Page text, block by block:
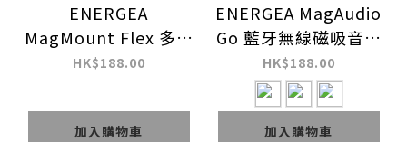
ENERGEA
MagMount Flex 多功
能360° 四軸調節式可
HK$188.00
加入購物車
ENERGEA MagAudio
Go 藍牙無線磁吸音箱
（附掛繩、收納袋和自
黏式 Magsafe 磁吸
環）
HK$188.00
加入購物車